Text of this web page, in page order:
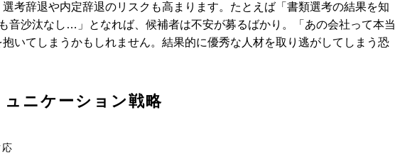
考辞退や内定辞退のリスクも高まります。たとえば「書類選考の結果を知
音沙汰なし…」となれば、候補者は不安が募るばかり。「あの会社って本当
いてしまうかもしれません。結果的に優秀な人材を取り逃がしてしまう恐
ニケーション戦略